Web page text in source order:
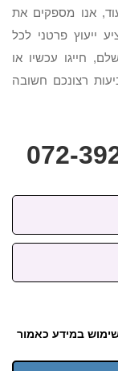
אנו מספקים את
ייעוץ פרטני לכל
חייגו עכשיו או
רצונכם חשובה
במידע כאמור